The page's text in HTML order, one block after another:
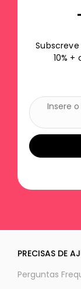
10%
PRECISAS DE
Perguntas